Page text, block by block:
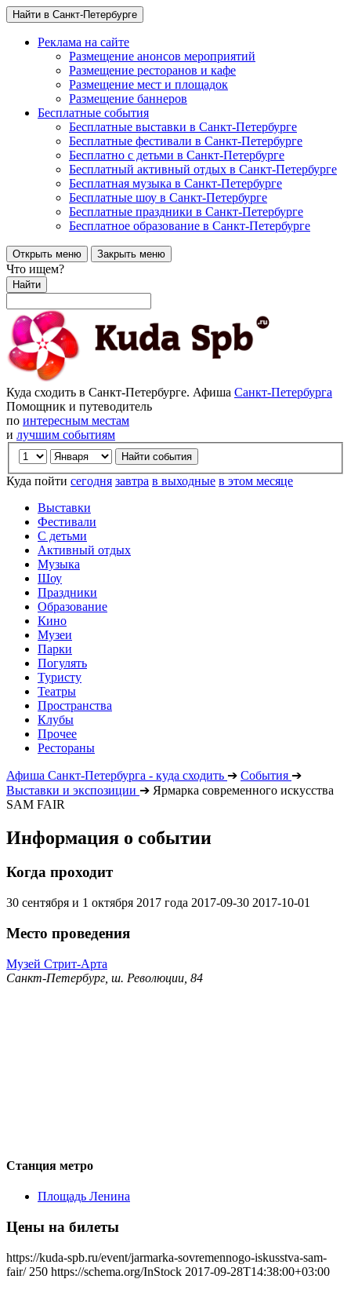
Найти в Санкт-Петербурге
Реклама на сайте
Размещение анонсов мероприятий
Размещение ресторанов и кафе
Размещение мест и площадок
Размещение баннеров
Бесплатные события
Бесплатные выставки в Санкт-Петербурге
Бесплатные фестивали в Санкт-Петербурге
Бесплатно с детьми в Санкт-Петербурге
Бесплатный активный отдых в Санкт-Петербурге
Бесплатная музыка в Санкт-Петербурге
Бесплатные шоу в Санкт-Петербурге
Бесплатные праздники в Санкт-Петербурге
Бесплатное образование в Санкт-Петербурге
Открыть меню Закрыть меню
Что ищем?
Найти
Куда сходить в Санкт-Петербурге. Афиша Санкт-Петербурга
Помощник и путеводитель
по интересным местам
и лучшим событиям
Куда пойти сегодня завтра в выходные в этом месяце
Выставки
Фестивали
С детьми
Активный отдых
Музыка
Шоу
Праздники
Образование
Кино
Музеи
Парки
Погулять
Туристу
Театры
Пространства
Клубы
Прочее
Рестораны
Афиша Санкт-Петербурга - куда сходить ➔ События ➔
Выставки и экспозиции ➔ Ярмарка современного искусства
SAM FAIR
Информация о событии
Когда проходит
30 сентября и 1 октября 2017 года 2017-09-30 2017-10-01
Место проведения
Музей Стрит-Арта
Санкт-Петербург, ш. Революции, 84
Станция метро
Площадь Ленина
Цены на билеты
https://kuda-spb.ru/event/jarmarka-sovremennogo-iskusstva-sam-
fair/ 250 https://schema.org/InStock 2017-09-28T14:38:00+03:00